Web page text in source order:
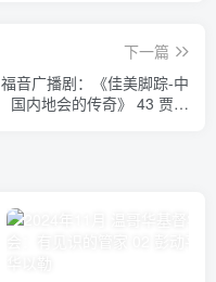
下一篇
福音广播剧：《佳美脚踪-中
国内地会的传奇》 43 贾贵